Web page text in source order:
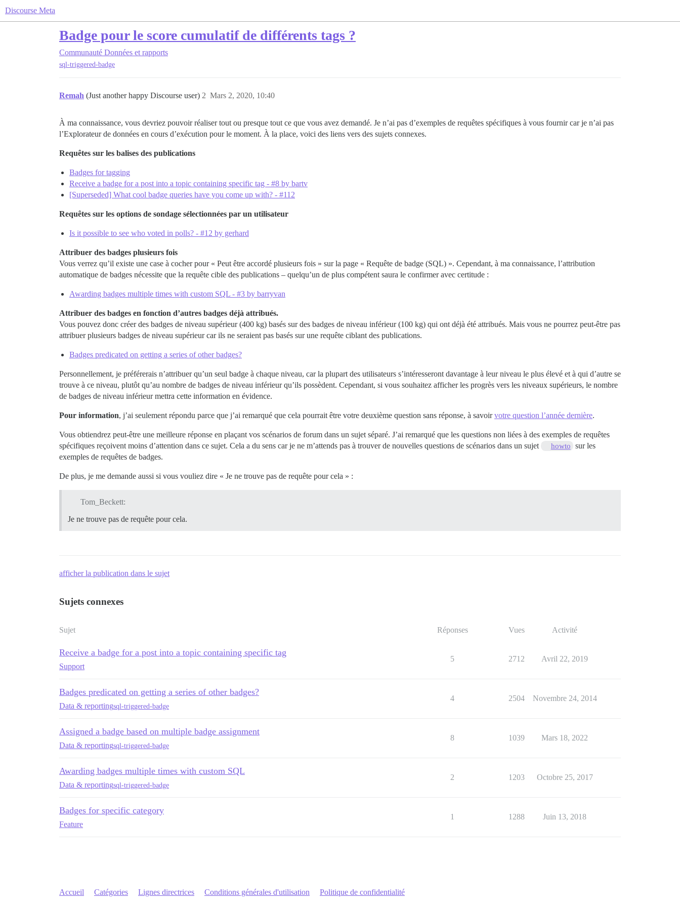
Discourse Meta
Badge pour le score cumulatif de différents tags ?
Communauté Données et rapports
sql-triggered-badge
Remah (Just another happy Discourse user) Mars 2, 2020, 10:40
2
À ma connaissance, vous devriez pouvoir réaliser tout ou presque tout ce que vous avez demandé. Je n’ai pas d’exemples de requêtes spécifiques à vous fournir car je n’ai pas
l’Explorateur de données en cours d’exécution pour le moment. À la place, voici des liens vers des sujets connexes.
Requêtes sur les balises des publications
Badges for tagging
Receive a badge for a post into a topic containing specific tag - #8 by bartv
[Superseded] What cool badge queries have you come up with? - #112
Requêtes sur les options de sondage sélectionnées par un utilisateur
Is it possible to see who voted in polls? - #12 by gerhard
Attribuer des badges plusieurs fois
Vous verrez qu’il existe une case à cocher pour « Peut être accordé plusieurs fois » sur la page « Requête de badge (SQL) ». Cependant, à ma connaissance, l’attribution
automatique de badges nécessite que la requête cible des publications – quelqu’un de plus compétent saura le confirmer avec certitude :
Awarding badges multiple times with custom SQL - #3 by barryvan
Attribuer des badges en fonction d’autres badges déjà attribués.
Vous pouvez donc créer des badges de niveau supérieur (400 kg) basés sur des badges de niveau inférieur (100 kg) qui ont déjà été attribués. Mais vous ne pourrez peut-être pas
attribuer plusieurs badges de niveau supérieur car ils ne seraient pas basés sur une requête ciblant des publications.
Badges predicated on getting a series of other badges?
Personnellement, je préférerais n’attribuer qu’un seul badge à chaque niveau, car la plupart des utilisateurs s’intéresseront davantage à leur niveau le plus élevé et à qui d’autre se
trouve à ce niveau, plutôt qu’au nombre de badges de niveau inférieur qu’ils possèdent. Cependant, si vous souhaitez afficher les progrès vers les niveaux supérieurs, le nombre
de badges de niveau inférieur mettra cette information en évidence.
Pour information, j’ai seulement répondu parce que j’ai remarqué que cela pourrait être votre deuxième question sans réponse, à savoirvotre question l’année dernière.
Vous obtiendrez peut-être une meilleure réponse en plaçant vos scénarios de forum dans un sujet séparé. J’ai remarqué que les questions non liées à des exemples de requêtes
spécifiques reçoivent moins d’attention dans ce sujet. Cela a du sens car je ne m’attends pas à trouver de nouvelles questions de scénarios dans un sujet
howto
sur les
exemples de requêtes de badges.
De plus, je me demande aussi si vous vouliez dire « Je ne trouve pas de requête pour cela » :
Tom_Beckett:
Je ne trouve pas de requête pour cela.
afficher la publication dans le sujet
Sujets connexes
Sujet Réponses Vues Activité
Receive a badge for a post into a topic containing specific tag
Support
5 2712 Avril 22, 2019
Badges predicated on getting a series of other badges?
Data & reportingsql-triggered-badge
4 2504 Novembre 24, 2014
Assigned a badge based on multiple badge assignment
Data & reportingsql-triggered-badge
8 1039 Mars 18, 2022
Awarding badges multiple times with custom SQL
Data & reportingsql-triggered-badge
2 1203 Octobre 25, 2017
Badges for specific category
Feature
1 1288 Juin 13, 2018
Accueil Catégories Lignes directrices Conditions générales d'utilisation Politique de confidentialité